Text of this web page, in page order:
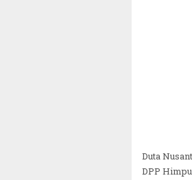
Duta
DPP